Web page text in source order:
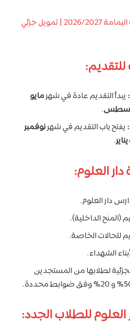
منحة جامعة اليمامة 2026/2027 | تمويل جزئي
للتقديم:
يبدأ التقديم عادة في شهرمايو
.
يفتح باب التقديم في شهرنوفمبر
يناير.
العلوم:
دار العلوم.
(المنح الداخلية).
للحالات الخاصة.
الشهداء.
لطلابها من المستجدين
للطلاب الجدد: